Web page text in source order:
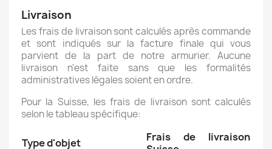
Livraison
Les frais de livraison sont calculés après commande
et sont indiqués sur la facture finale qui vous
parvient de la part de notre armurier. Aucune
livraison n'est faite sans que les formalités
administratives légales soient en ordre.
Pour la Suisse, les frais de livraison sont calculés
selon le tableau spécifique:
Type d'objet
Frais de livraison